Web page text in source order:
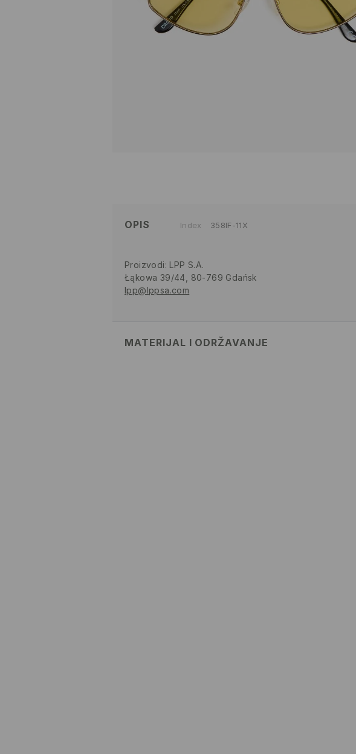
OPIS Index 358IF-11X
Proizvodi: LPP S.A.
Łąkowa 39/44, 80-769 Gdańsk
lpp@lppsa.com
MATERIJAL I ODRŽAVANJE